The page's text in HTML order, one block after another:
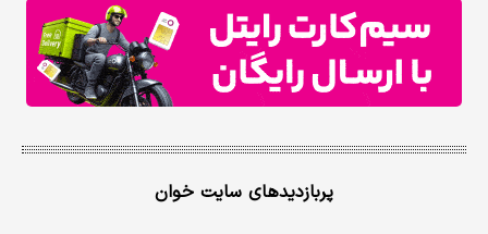
پربازدیدهای سایت خوان